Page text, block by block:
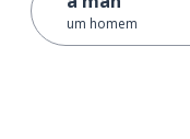
um homem